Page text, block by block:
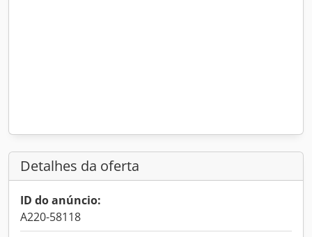
Detalhes da oferta
ID do anúncio:
A220-58118